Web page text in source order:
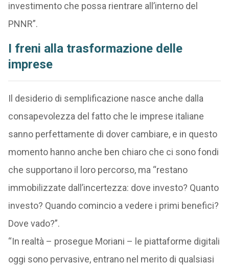
investimento che possa rientrare all’interno del
PNNR”.
I freni alla trasformazione delle
imprese
Il desiderio di semplificazione nasce anche dalla
consapevolezza del fatto che le imprese italiane
sanno perfettamente di dover cambiare, e in questo
momento hanno anche ben chiaro che ci sono fondi
che supportano il loro percorso, ma “restano
immobilizzate dall’incertezza: dove investo? Quanto
investo? Quando comincio a vedere i primi benefici?
Dove vado?”.
“In realtà – prosegue Moriani – le piattaforme digitali
oggi sono pervasive, entrano nel merito di qualsiasi